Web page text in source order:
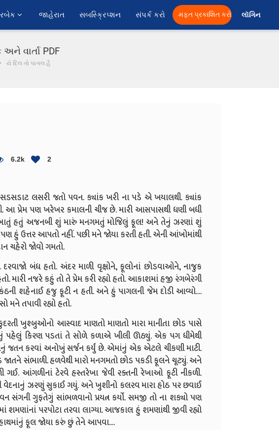
જાહેરાત સબસ્ક્રિપ્શન સંપર્ક કરો મફત પ્રકાશિત કરો લૉગિન
વાર્તા PDF
યે દિલ તો પાગલ હૈ
6.2k 2
લસરી જતો પવન. ક્યાંક ખરી ના પડે એ ખયાલથી. ક્યાંક
આ પ્રેમ પણ ખરેખર કમાલની ચીજ છે. મારી આસપાસથી ધણી બધી
હતું અજનબી શું મારું મનગમતું મોજિલું ફૂલ! અને તેનું ઝરણાં શું
હું ઉત્તર આપતો નહીં. પછી મને જોયા કરતી હતી. એની આંખોમાંથી
ચહેરો જોવો ગમતો.
દરવાજો બંધ હતો. અંદર માળી વૃક્ષોને, ફૂલોનાં છોડવાઓને, નાજુક
મારી નજરે કહું તો તે પ્રેમ કરી રહ્યો હતો. આકાશમાં હજી રંગબેરંગી
શહેનાઈ હજુ ફૂટી ન હતી. અને હું પાગલની જેમ દોડી આવ્યો....
મને તપાવી રહ્યો હતો.
ખુશ્બુઓનો આસ્વાદ માણતો માણતો મારા માનીતા છોડ પાસે
પહેલું કિરણ પડતાં તે સોળે કળાએ ખીલી ઊઠ્યું. એક પગ ધીમેથી
કરવાં અનોખું સર્જન કર્યું છે. એમાંનું એક એટલે ચીકણી માટી.
સંભાળી. હળવેથી મારો મનગમતો છોડ પકડી ફૂલને ચૂટ્યું. અને
ગઈ. આંગળીનાં ટેરવે હસ્તરેખા જેવી રક્તની રેખાઓ ફૂટી નીકળી.
વેદનાનું ઝરણું સુકાઈ ગયું. અને ખુશીનો કલરવ મારા હોઠ પર છવાઈ
ગુફતેગું સાંભળવાનો પ્રયત્ન કર્યો. સમજી તો ના શક્યો પણ
શમણાંનાં પરપોટા તરવા લાગ્યા. આજકાલ હું શમણાંથી જીવી રહ્યો
ફૂલ જોયા કરું છું તેને આપવા....